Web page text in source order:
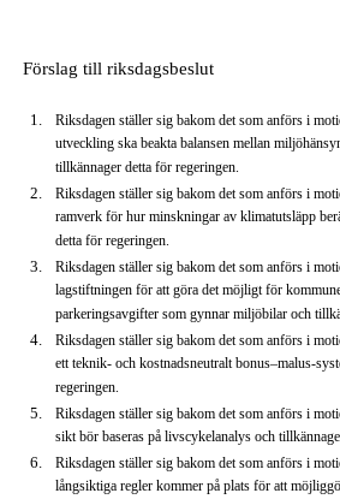
Förslag till riksdagsbeslut
Riksdagen ställer sig bakom det som anförs i
utveckling ska beakta balansen mellan
tillkännager detta för regeringen.
Riksdagen ställer sig bakom det som anförs i
ramverk för hur minskningar av klimatutsläpp
detta för regeringen.
Riksdagen ställer sig bakom det som anförs i
lagstiftningen för att göra det möjligt för
parkeringsavgifter som gynnar miljöbilar och
Riksdagen ställer sig bakom det som anförs i
ett teknik- och kostnadsneutralt bonus–malus-
regeringen.
Riksdagen ställer sig bakom det som anförs i
sikt bör baseras på livscykelanalys och
Riksdagen ställer sig bakom det som anförs i
långsiktiga regler kommer på plats för att